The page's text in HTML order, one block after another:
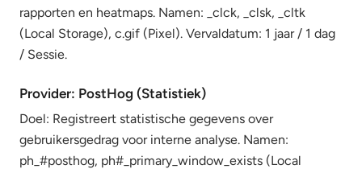
rapporten en heatmaps. Namen: _clck, _clsk, _cltk
(Local Storage), c.gif (Pixel). Vervaldatum: 1 jaar / 1 dag
/ Sessie.
Provider: PostHog (Statistiek)
Doel: Registreert statistische gegevens over
gebruikersgedrag voor interne analyse. Namen:
ph_#posthog, ph#_primary_window_exists (Local